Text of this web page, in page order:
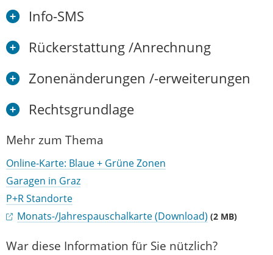
Info-SMS
Rückerstattung /Anrechnung
Zonenänderungen /-erweiterungen
Rechtsgrundlage
Mehr zum Thema
Online-Karte: Blaue + Grüne Zonen
Garagen in Graz
P+R Standorte
Monats-/Jahrespauschalkarte (Download) (2 MB)
War diese Information für Sie nützlich?